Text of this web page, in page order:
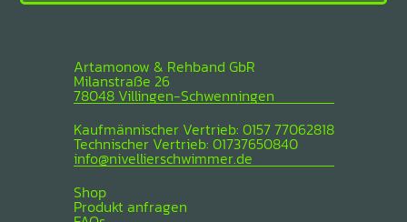
Artamonow & Rehband GbR
Milanstraße 26
78048 Villingen-Schwenningen
Kaufmännischer Vertrieb: 0157 77062818
Technischer Vertrieb: 01737650840
info@nivellierschwimmer.de
Shop
Produkt anfragen